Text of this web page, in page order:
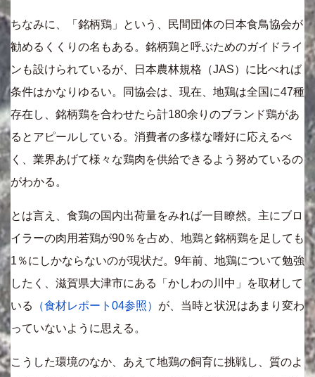
ちなみに、「銘柄鶏」という、民間団体の日本食鳥協会が
勧めるくくりの名もある。銘柄鶏と呼ぶためのガイドライ
ンも設けられているが、日本農林規格（JAS）に比べれば
条件はかなりゆるい。同協会は、現在、地鶏は全国に47種
存在し、銘柄鶏を合わせたら計180余りのブランド鶏があ
るとアピールしている。消費者の多様な嗜好に応えるべ
く、業界あげて様々な鶏肉を供給できるよう努めているの
がわかる。
とは言え、食鶏の国内出荷量をみれば一目瞭然。主にブロ
イラーの肉用若鶏が90％を占め、地鶏と銘柄鶏を足しても
1％にしかならないのが現状だ。9年前、地鶏について勉強
したく、滋賀県大津市にある「かしわの川中」を取材して
いる
（食材レポート04参照） が、当時と状況はあまり変わ
っていないように思える。
こうした環境のなか、あえて地鶏の飼育に挑戦し、質のよ